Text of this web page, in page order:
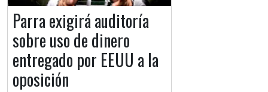
Parra exigirá auditoría
sobre uso de dinero
entregado por EEUU a la
oposición